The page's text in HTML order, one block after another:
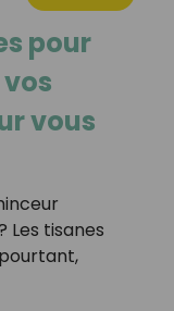
pour
vous
Les tisanes